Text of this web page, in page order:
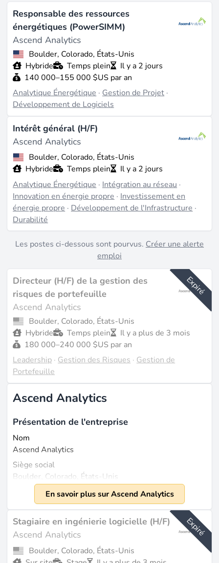
Responsable des ressources
énergétiques (PowerSIMM)
Ascend Analytics
Boulder, Colorado, États-Unis
Hybride
Temps plein
Il y a 2 jours
140 000–155 000 $US par an
Analytique Énergétique · Gestion de Projet ·
Développement de Logiciels
Intérêt général (H/F)
Ascend Analytics
Boulder, Colorado, États-Unis
Hybride
Temps plein
Il y a 2 jours
Analytique Énergétique · Intégration au réseau ·
Innovation en énergie propre · Investissement en
énergie propre · Développement de l'Infrastructure ·
Durabilité
Les postes ci-dessous sont pourvus. Créer une alerte
emploi
Expiré
Directeur (H/F) de la gestion des
risques de portefeuille
Ascend Analytics
Boulder, Colorado, États-Unis
Hybride
Temps plein
Il y a plus de 3 mois
180 000–240 000 $US par an
Leadership · Gestion des Risques · Gestion de
Portefeuille
Ascend Analytics
Présentation de l'entreprise
Nom
Ascend Analytics
Siège social
Boulder, Colorado, États-Unis
Taille
Environ 170 employés (source :
builtincolorado.com).
Chiffre d'affaires de 31,5 millions de dollars (date non
spécifiée, potentiellement avant 2023) (source :
En savoir plus sur Ascend Analytics
Expiré
Stagiaire en ingénierie logicielle (H/F)
Ascend Analytics
Boulder, Colorado, États-Unis